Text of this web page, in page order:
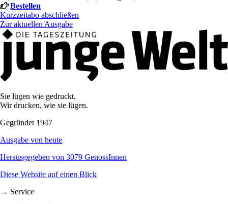
Bestellen
Kurzzeitabo abschließen
Zur aktuellen Ausgabe
Sie lügen wie gedruckt.
Wir drucken, wie sie lügen.
Gegründet 1947
Ausgabe von heute
Herausgegeben von 3079 GenossInnen
Diese Website auf einen Blick
→ Service